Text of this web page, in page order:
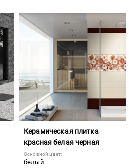
Керамическая плитка
красная белая черная
Основной цвет:
белый